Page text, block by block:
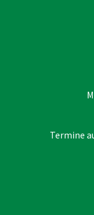
Termine